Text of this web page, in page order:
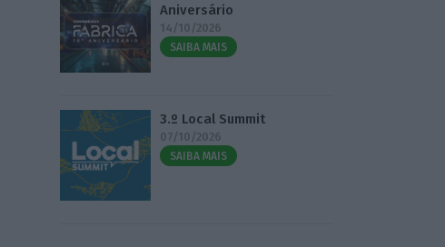
Aniversário
14/10/2026
SAIBA MAIS
3.º Local Summit
07/10/2026
SAIBA MAIS